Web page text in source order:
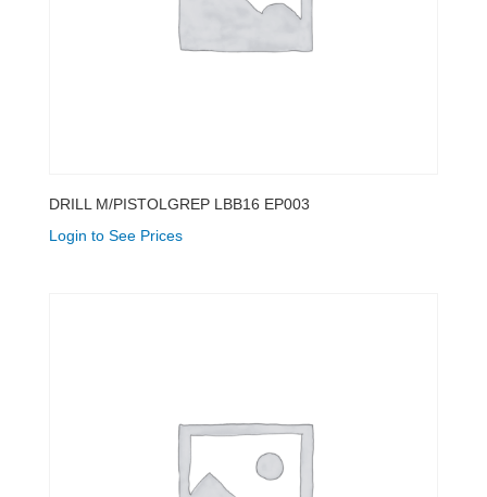
DRILL M/PISTOLGREP LBB16 EP003
Login to See Prices